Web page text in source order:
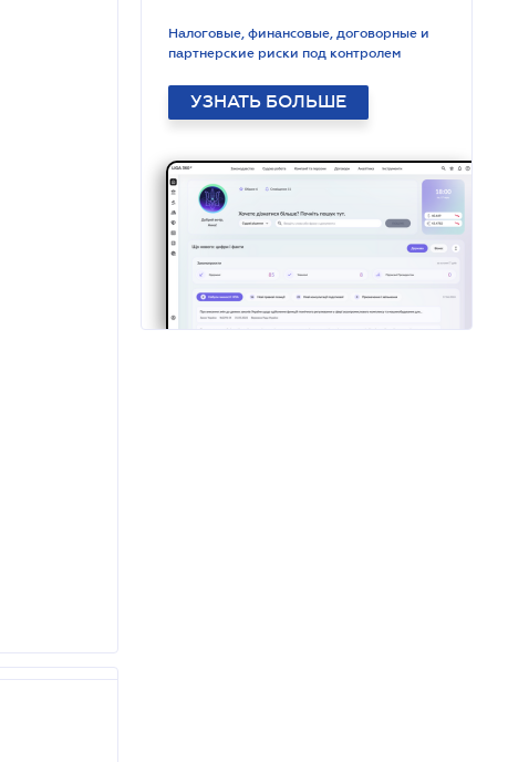
Налоговые, финансовые, договорные и
партнерские риски под контролем
УЗНАТЬ БОЛЬШЕ